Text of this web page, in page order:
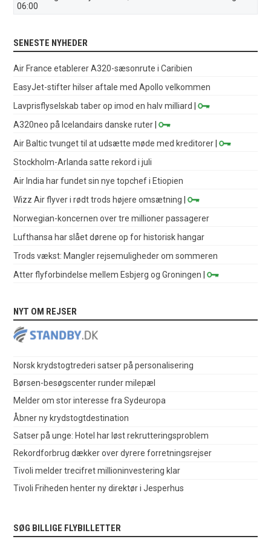
06:00
SENESTE NYHEDER
Air France etablerer A320-sæsonrute i Caribien
EasyJet-stifter hilser aftale med Apollo velkommen
Lavprisflyselskab taber op imod en halv milliard |
A320neo på Icelandairs danske ruter|
Air Baltic tvunget til at udsætte møde med kreditorer|
Stockholm-Arlanda satte rekord i juli
Air India har fundet sin nye topchef i Etiopien
Wizz Air flyver i rødt trods højere omsætning |
Norwegian-koncernen over tre millioner passagerer
Lufthansa har slået dørene op for historisk hangar
Trods vækst: Mangler rejsemuligheder om sommeren
Atter flyforbindelse mellem Esbjerg og Groningen |
NYT OM REJSER
Norsk krydstogtrederi satser på personalisering
Børsen-besøgscenter runder milepæl
Melder om stor interesse fra Sydeuropa
Åbner ny krydstogtdestination
Satser på unge: Hotel har løst rekrutteringsproblem
Rekordforbrug dækker over dyrere forretningsrejser
Tivoli melder trecifret millioninvestering klar
Tivoli Friheden henter ny direktør i Jesperhus
SØG BILLIGE FLYBILLETTER